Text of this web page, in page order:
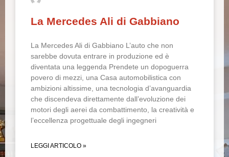
La Mercedes Ali di Gabbiano
La Mercedes Ali di Gabbiano L’auto che non
sarebbe dovuta entrare in produzione ed è
diventata una leggenda Prendete un dopoguerra
povero di mezzi, una Casa automobilistica con
ambizioni altissime, una tecnologia d’avanguardia
che discendeva direttamente dall’evoluzione dei
motori degli aerei da combattimento, la creatività e
l’eccellenza progettuale degli ingegneri
LEGGI ARTICOLO »